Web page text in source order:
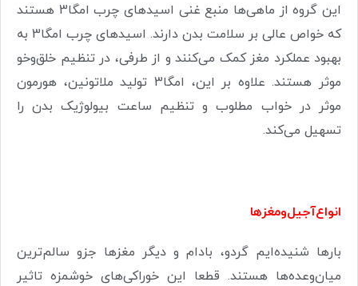
این گروه از ماهی‌ها منبع غنی اسیدهای چرب امگا3 هستند
که خواص عالی بر سلامت بدن دارند. اسیدهای چرب امگا3 به
بهبود عملکرد مغز کمک می‌کنند و از طرفی، در تنظیم خلق‌وخو
موثر هستند. علاوه بر این، امگا3 تولید ملاتونین، هورمون
موثر در خواب مطلوب و تنظیم ساعت بیولوژیک بدن را
تسهیل می‌کند.
انواع‌آجیل‌و‌مغزها
بارها شنیده‌ایم گردو، بادام و دیگر مغزها جزو سالم‌ترین
میان‌وعده‌ها هستند. قطعا این خوراکی‌های خوشمزه تاثیر